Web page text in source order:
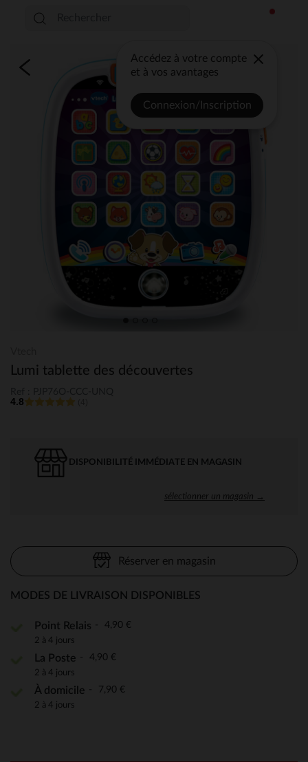
Accédez à votre compte
et à vos avantages
Connexion/Inscription
Lumi tablette des découvertes
4.8
DISPONIBILITÉ IMMÉDIATE EN MAGASIN
sélectionner un magasin →
Réserver en magasin
MODES DE LIVRAISON DISPONIBLES
Point Relais 4,90 €
2 à 4 jours
La Poste 4,90 €
2 à 4 jours
À domicile 7,90 €
2 à 4 jours